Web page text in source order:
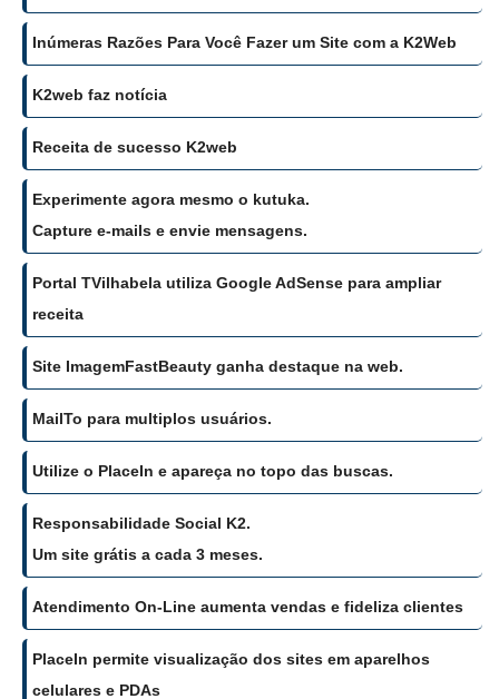
Inúmeras Razões Para Você Fazer um Site com a K2Web
K2web faz notícia
Receita de sucesso K2web
Experimente agora mesmo o kutuka.
Capture e-mails e envie mensagens.
Portal TVilhabela utiliza Google AdSense para ampliar
receita
Site ImagemFastBeauty ganha destaque na web.
MailTo para multiplos usuários.
Utilize o PlaceIn e apareça no topo das buscas.
Responsabilidade Social K2.
Um site grátis a cada 3 meses.
Atendimento On-Line aumenta vendas e fideliza clientes
PlaceIn permite visualização dos sites em aparelhos
celulares e PDAs